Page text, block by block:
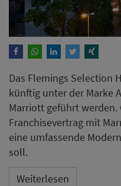
Das Flemings Selection
künftig unter der Marke
Marriott geführt werden.
Franchisevertrag mit
eine umfassende
soll.
Weiterlesen